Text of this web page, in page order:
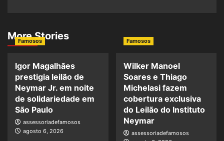
More Stories
Famosos
Igor Magalhães
prestigia leilão de
Neymar Jr. em noite
de solidariedade em
São Paulo
assessoriadefamosos
agosto 6, 2026
Famosos
Wilker Manoel
Soares e Thiago
Michelasi fazem
cobertura exclusiva
do Leilão do Instituto
Neymar
assessoriadefamosos